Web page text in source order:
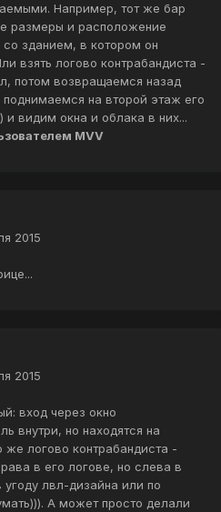
Например, тот же бар
размеры и расположение
зданием, в котором он
взять логово контрабандиста -
потом возвращаемся назад
на второй этаж его
видим окна и облака в них...
MVV
2015
2015
вход через окно
внутри, но находятся на
логово контрабандиста -
в его логове, но слева в
лвл-дизайна или по
А может просто делали